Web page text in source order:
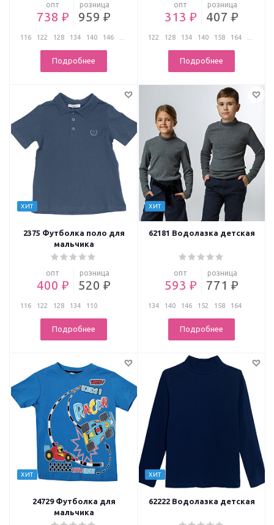
опт
738 ₽
розница
959 ₽
116 122 128 134 140 146
Подробнее
опт
313 ₽
розница
407 ₽
122 128 134 140 158 164
Подробнее
ХИТ
2375 Футболка поло для
мальчика
опт
400 ₽
розница
520 ₽
116 122 128 134 110
Подробнее
ХИТ
62181 Водолазка детская
опт
593 ₽
розница
771 ₽
134 140 146 152 158 164
Подробнее
ХИТ
24729 Футболка для
мальчика
ХИТ
62222 Водолазка детская